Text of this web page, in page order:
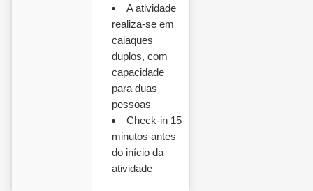
A atividade
realiza-se em
caiaques
duplos, com
capacidade
para duas
pessoas
Check-in 15
minutos antes
do início da
atividade